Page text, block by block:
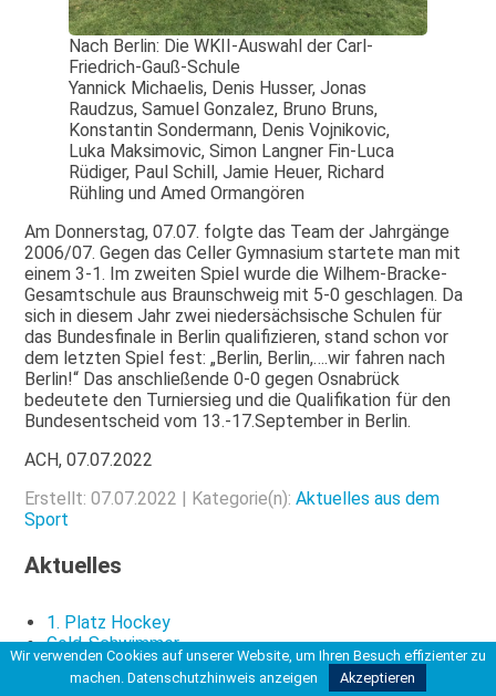
Nach Berlin: Die WKII-Auswahl der Carl-
Friedrich-Gauß-Schule
Yannick Michaelis, Denis Husser, Jonas
Raudzus, Samuel Gonzalez, Bruno Bruns,
Konstantin Sondermann, Denis Vojnikovic,
Luka Maksimovic, Simon Langner Fin-Luca
Rüdiger, Paul Schill, Jamie Heuer, Richard
Rühling und Amed Ormangören
Am Donnerstag, 07.07. folgte das Team der Jahrgänge
2006/07. Gegen das Celler Gymnasium startete man mit
einem 3-1. Im zweiten Spiel wurde die Wilhem-Bracke-
Gesamtschule aus Braunschweig mit 5-0 geschlagen. Da
sich in diesem Jahr zwei niedersächsische Schulen für
das Bundesfinale in Berlin qualifizieren, stand schon vor
dem letzten Spiel fest: „Berlin, Berlin,….wir fahren nach
Berlin!“ Das anschließende 0-0 gegen Osnabrück
bedeutete den Turniersieg und die Qualifikation für den
Bundesentscheid vom 13.-17.September in Berlin.
ACH, 07.07.2022
Erstellt: 07.07.2022 | Kategorie(n):Aktuelles aus dem
Sport
Aktuelles
1. Platz Hockey
Gold-Schwimmer
96-Profi Ndikom spricht in der KGS über Rassismus
Wir verwenden Cookies auf unserer Website, um Ihren Besuch effizienter zu
machen. Datenschutzhinweis anzeigen Akzeptieren